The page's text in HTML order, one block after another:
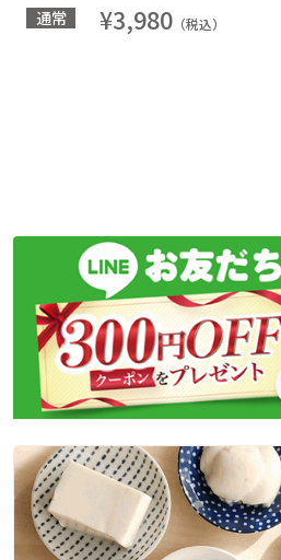
通常 ¥3,980 （税込）